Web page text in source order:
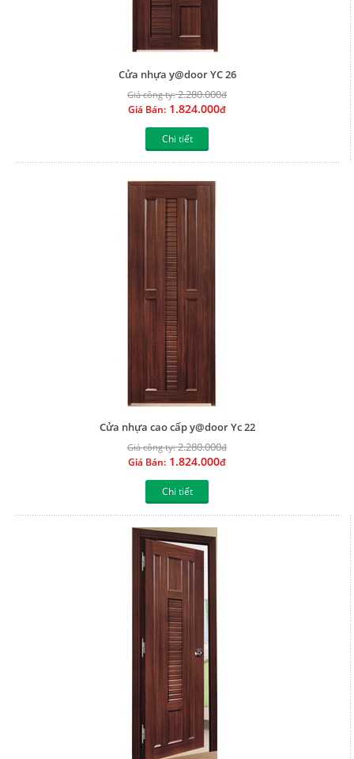
Cửa nhựa y@door YC 26
Giá công ty:2.280.000đ
Giá Bán: 1.824.000đ
Chi tiết
Cửa nhựa cao cấp y@door Yc 22
Giá công ty:2.280.000đ
Giá Bán: 1.824.000đ
Chi tiết